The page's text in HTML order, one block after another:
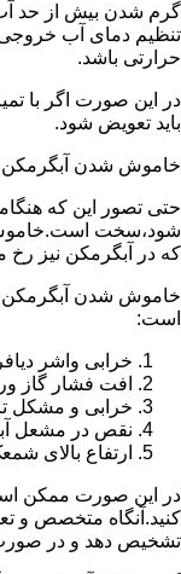
گرم شدن بیش از حد
تنظیم دمای آب خروجی
حرارتی باشد.
در این صورت اگر با
باید تعویض شود.
خاموش شدن آبگرمکن
حتی تصور این که
شود،سخت
که در آبگرمکن نیز رخ
خاموش شدن آبگرمکن
است:
خرابی واشر
افت فشار گاز
خرابی و مشکل
نقص در مشعل
ارتفاع بالای
در این صورت ممکن است
کنید.آنگاه متخصص و
تشخیص دهد و در صورت